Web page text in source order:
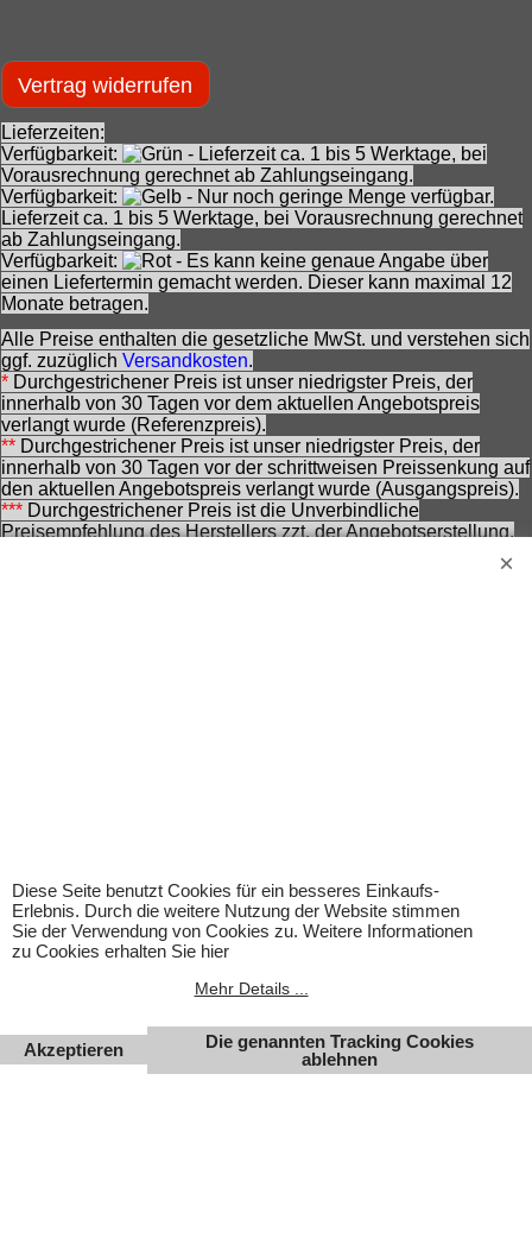
Vertrag widerrufen
Lieferzeiten:
Verfügbarkeit:
- Lieferzeit ca. 1 bis 5 Werktage, bei
Vorausrechnung gerechnet ab Zahlungseingang.
Verfügbarkeit:
- Nur noch geringe Menge verfügbar.
Lieferzeit ca. 1 bis 5 Werktage, bei Vorausrechnung gerechnet
ab Zahlungseingang.
Verfügbarkeit:
- Es kann keine genaue Angabe über
einen Liefertermin gemacht werden. Dieser kann maximal 12
Monate betragen.
Alle Preise enthalten die gesetzliche MwSt. und verstehen sich
ggf. zuzüglich Versandkosten.
* Durchgestrichener Preis ist unser niedrigster Preis, der
innerhalb von 30 Tagen vor dem aktuellen Angebotspreis
verlangt wurde (Referenzpreis).
** Durchgestrichener Preis ist unser niedrigster Preis, der
innerhalb von 30 Tagen vor der schrittweisen Preissenkung auf
den aktuellen Angebotspreis verlangt wurde (Ausgangspreis).
*** Durchgestrichener Preis ist die Unverbindliche
Preisempfehlung des Herstellers zzt. der Angebotserstellung.
Diese Seite benutzt Cookies für ein besseres Einkaufs-
Erlebnis. Durch die weitere Nutzung der Website stimmen
Sie der Verwendung von Cookies zu. Weitere Informationen
zu Cookies erhalten Sie hier
Mehr Details ...
Akzeptieren
Die genannten Tracking Cookies
ablehnen